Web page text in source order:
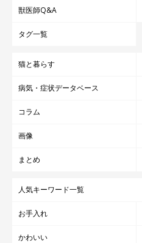
獣医師Q&A
タグ一覧
猫と暮らす
病気・症状データベース
コラム
画像
まとめ
人気キーワード一覧
お手入れ
かわいい